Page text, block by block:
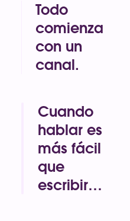
Todo
comienza
con un
canal.
transparentes
y flexibles en
los que
puedes
trabajar con
tu equipo,
asistentes de
Cuando
hablar es
más fácil
que
escribir…